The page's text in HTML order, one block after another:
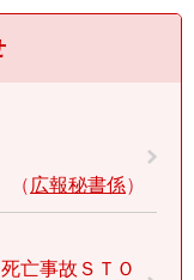
広報秘書係
亡事故ＳＴＯ